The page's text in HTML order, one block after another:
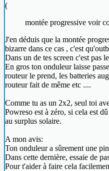
(
montée progressive voir
J'en déduis que la montée
bizarre dans ce cas , c'est
Dans un de tes screen c'est pas
En gros ton onduleur laisse
routeur le prend, les batteries
routeur fait de même etc ....
Comme tu as un 2x2, seul toi
Powreso est à zéro, si cela est
au surplus solaire.
A mon avis:
Ton onduleur a sûrement une
Dans cette dernière, essaie de
Pour t'aider à faire cela